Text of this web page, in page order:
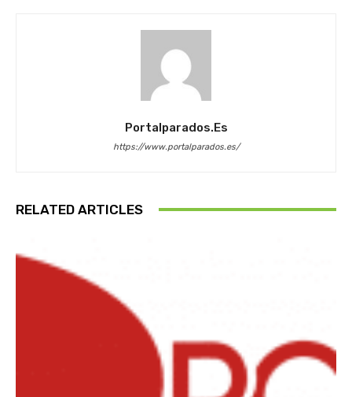
Portalparados.es
https://www.portalparados.es/
RELATED ARTICLES